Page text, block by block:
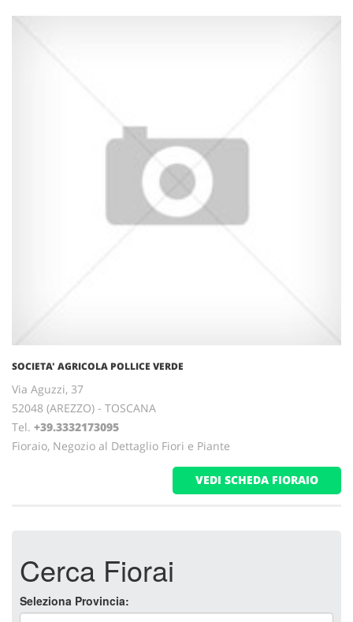
SOCIETA' AGRICOLA POLLICE VERDE
Via Aguzzi, 37
52048 (AREZZO) - TOSCANA
Tel. +39.3332173095
Fioraio, Negozio al Dettaglio Fiori e Piante
VEDI SCHEDA FIORAIO
Cerca Fiorai
Seleziona Provincia: